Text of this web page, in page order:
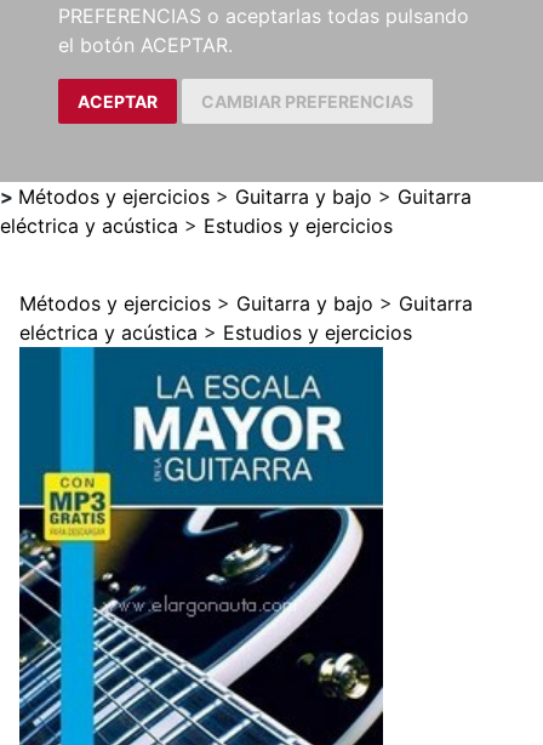
PREFERENCIAS o aceptarlas todas pulsando
el botón ACEPTAR.
ACEPTAR CAMBIAR PREFERENCIAS
> Métodos y ejercicios > Guitarra y bajo > Guitarra
eléctrica y acústica > Estudios y ejercicios
Métodos y ejercicios > Guitarra y bajo > Guitarra
eléctrica y acústica > Estudios y ejercicios